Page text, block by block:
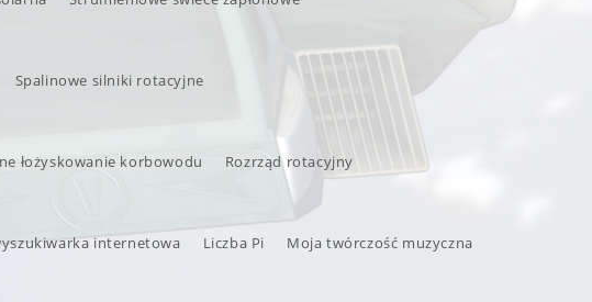
Spalinowe silniki rotacyjne
łożyskowanie korbowodu Rozrząd rotacyjny
internetowa Liczba Pi Moja twórczość muzyczna